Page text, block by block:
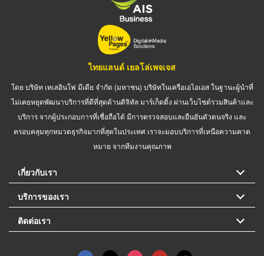
ไทยแลนด์ เยลโล่เพจเจส
โดย บริษัท เทเลอินโฟ มีเดีย จำกัด (มหาชน) บริษัทในเครือเอไอเอส ในฐานะผู้นำที่
ไม่เคยหยุดพัฒนาบริการที่ดีที่สุดด้านดิจิทัล มาร์เก็ตติ้ง ผ่านเว็บไซต์รวมสินค้าและ
บริการ จากผู้ประกอบการที่เชื่อถือได้ มีการตรวจสอบและยืนยันตัวตนจริง และ
ครอบคลุมทุกหมวดธุรกิจมากที่สุดในประเทศ เราจะมอบบริการที่เหนือความคาด
หมาย จากทีมงานคุณภาพ
เกี่ยวกับเรา
บริการของเรา
ติดต่อเรา